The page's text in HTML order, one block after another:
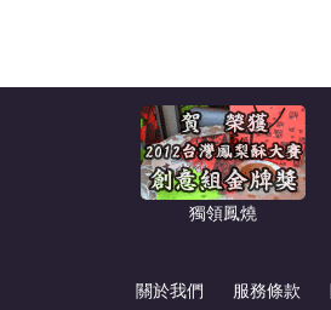
獨領鳳燒
關於我們 服務條款